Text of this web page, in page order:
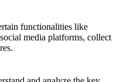
functionalities like
media platforms, collect